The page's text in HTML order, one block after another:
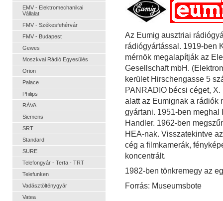
EMV - Elektromechanikai
Vállalat
FMV - Székesfehérvár
FMV - Budapest
Gewes
Moszkvai Rádió Egyesülés
Orion
Palace
Philips
RÁVA
Siemens
SRT
Standard
SURE
Telefongyár - Terta - TRT
Telefunken
Vadásztölténygyár
Vatea
Az Eumig ausztriai
rádiógyártással. 1919-ben
mérnök megalapítják az
Gesellschaft mbH.
kerület Hirschengasse 5
PANRADIO bécsi céget,
alatt az Eumignak a rádiók
gyártani. 1951-ben meghal
Handler. 1962-ben
HEA-nak. Visszatekintve
cég a filmkamerák,
koncentrált.
1982-ben tönkremegy az
Forrás: Museumsbote